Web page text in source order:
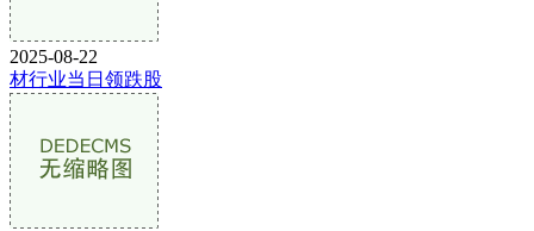
2025-08-22
材行业当日领跌股